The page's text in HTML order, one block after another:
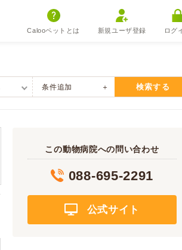
Calooペットとは 新規ユーザ登録 ログ
条件追加 検索する
この動物病院への問い合わせ
088-695-2291
公式サイト